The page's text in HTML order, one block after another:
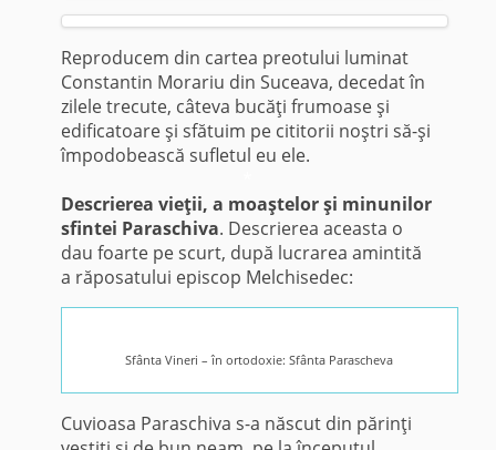
Reproducem din cartea preotului luminat
Constantin Morariu din Suceava, decedat în
zilele trecute, câteva bucăţi frumoase şi
edificatoare şi sfătuim pe cititorii noştri să-şi
împodobească sufletul eu ele.
Descrierea vieţii, a moaştelor şi minunilor
sfintei Paraschiva. Descrierea aceasta o
dau foarte pe scurt, după lucrarea amintită
a răposatului episcop Melchisedec:
Sfânta Vineri – în ortodoxie: Sfânta Parascheva
Cuvioasa Paraschiva s-a născut din părinţi